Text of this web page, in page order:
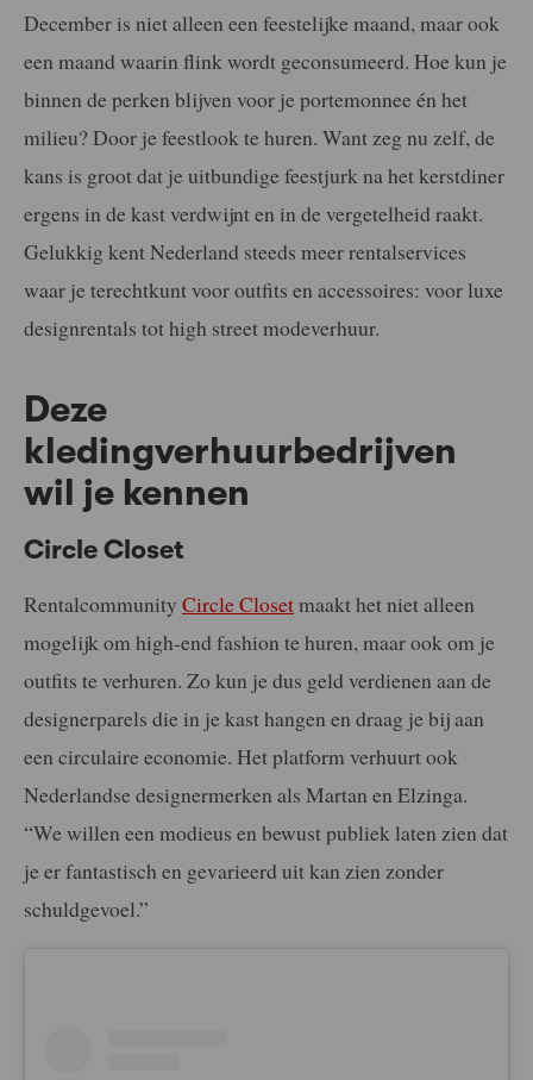
December is niet alleen een feestelijke maand, maar ook
een maand waarin flink wordt geconsumeerd. Hoe kun je
binnen de perken blijven voor je portemonnee én het
milieu? Door je feestlook te huren. Want zeg nu zelf, de
kans is groot dat je uitbundige feestjurk na het kerstdiner
ergens in de kast verdwijnt en in de vergetelheid raakt.
Gelukkig kent Nederland steeds meer rentalservices
waar je terechtkunt voor outfits en accessoires: voor luxe
designrentals tot high street modeverhuur.
Deze
kledingverhuurbedrijven
wil je kennen
Circle Closet
Rentalcommunity Circle Closetmaakt het niet alleen
mogelijk om high-end fashion te huren, maar ook om je
outfits te verhuren. Zo kun je dus geld verdienen aan de
designerparels die in je kast hangen en draag je bij aan
een circulaire economie. Het platform verhuurt ook
Nederlandse designermerken als Martan en Elzinga.
“We willen een modieus en bewust publiek laten zien dat
je er fantastisch en gevarieerd uit kan zien zonder
schuldgevoel.”